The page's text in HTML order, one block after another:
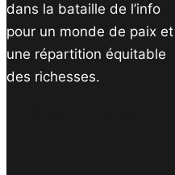
dans la bataille de l’info
pour un monde de paix et
une répartition équitable
des richesses.